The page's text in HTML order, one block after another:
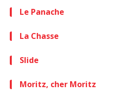
Le Panache
La Chasse
Slide
Moritz, cher Moritz